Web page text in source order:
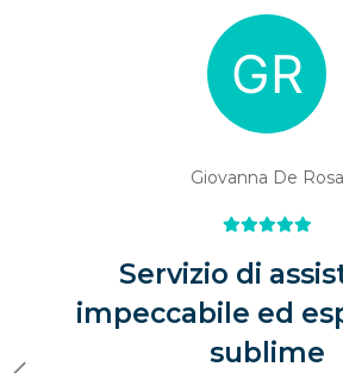
Giovanna De Rosa
Servizio di
impeccabile ed
sublime